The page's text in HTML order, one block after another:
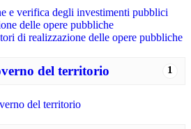
e verifica degli investimenti pubblici
delle opere pubbliche
di realizzazione delle opere pubbliche
1
del territorio
del territorio